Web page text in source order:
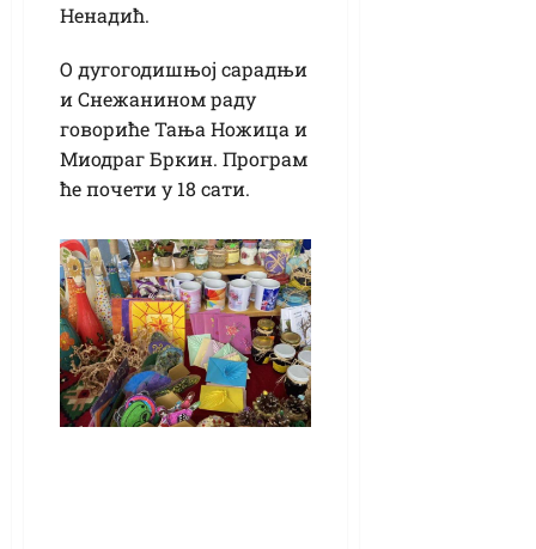
Ненадић.
О дугогодишњој сарадњи
и Снежанином раду
говориће Тања Ножица и
Миодраг Бркин. Програм
ће почети у 18 сати.